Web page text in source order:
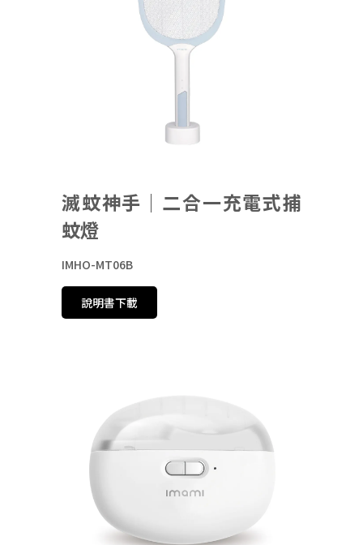
滅蚊神手｜二合一充電式捕
蚊燈
IMHO-MT06B
說明書下載